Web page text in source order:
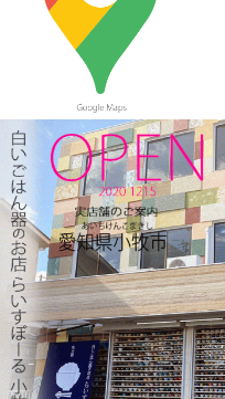
2023/12/22
≪おすすめ≫ 少し大きめで
2023/12/15
≪新着商品≫ 波佐見焼のア
ィーポット新入荷しました♪
2023/12/1
≪おすすめ≫ 寒～い朝には
楽焼スープカップでいかが